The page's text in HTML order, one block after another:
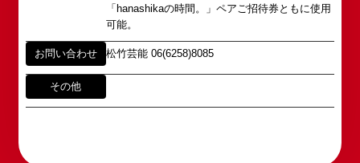
「hanashikaの時間。」ペアご招待券ともに使用
可能。
お問い合わせ 松竹芸能 06(6258)8085
その他